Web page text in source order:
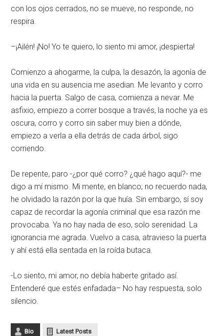
con los ojos cerrados, no se mueve, no responde, no
respira.
–¡Ailén! ¡No! Yo te quiero, lo siento mi amor, ¡despierta!
Comienzo a ahogarme, la culpa, la desazón, la agonía de
una vida en su ausencia me asedian. Me levanto y corro
hacia la puerta. Salgo de casa, comienza a nevar. Me
asfixio, empiezo a correr bosque a través, la noche ya es
oscura, corro y corro sin saber muy bien a dónde,
empiezo a verla a ella detrás de cada árbol, sigo
corriendo.
De repente, paro -¿por qué corro? ¿qué hago aquí?- me
digo a mí mismo. Mi mente, en blanco; no recuerdo nada,
he olvidado la razón por la que huía. Sin embargo, sí soy
capaz de recordar la agonía criminal que esa razón me
provocaba. Ya no hay nada de eso, solo serenidad. La
ignorancia me agrada. Vuelvo a casa, atravieso la puerta
y ahí está ella sentada en la roída butaca.
-Lo siento, mi amor, no debía haberte gritado así.
Entenderé que estés enfadada– No hay respuesta, solo
silencio.
Bio Latest Posts